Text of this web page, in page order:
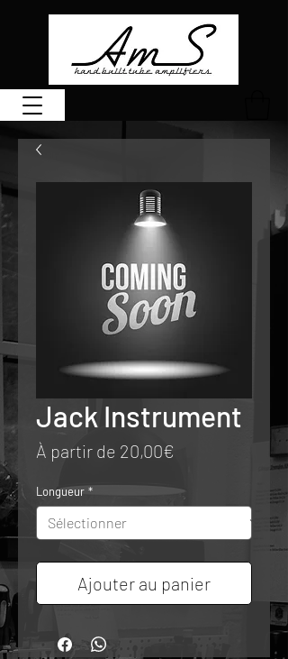
Jack Instrument
À partir de 20,00€
promotionnel
Longueur *
Ajouter au panier